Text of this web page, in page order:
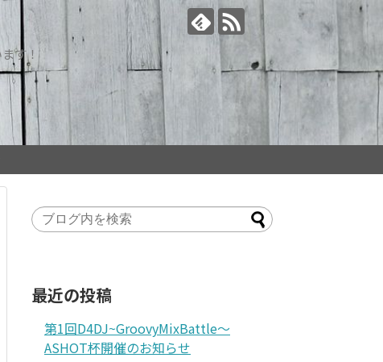
す！
最近の投稿
第1回D4DJ~GroovyMixBattle～
ASHOT杯開催のお知らせ